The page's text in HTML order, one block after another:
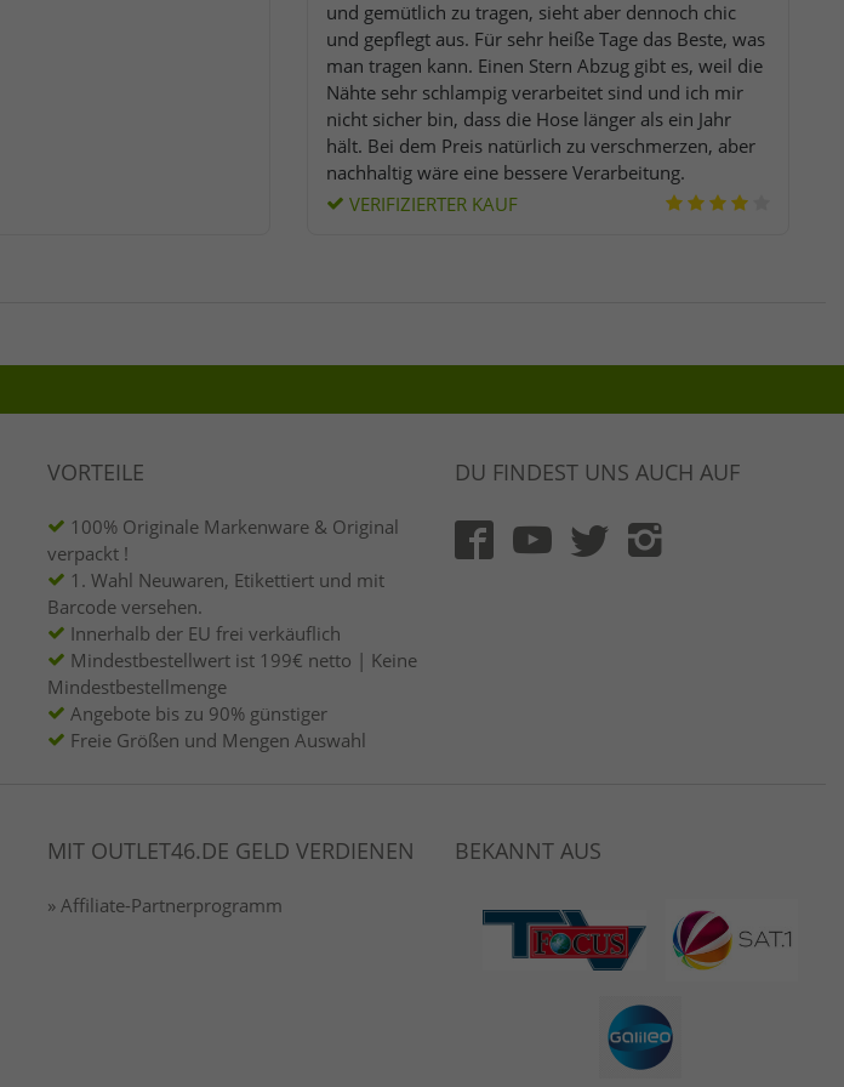
und gemütlich zu tragen, sieht aber dennoch chic
und gepflegt aus. Für sehr heiße Tage das Beste, was
man tragen kann. Einen Stern Abzug gibt es, weil die
Nähte sehr schlampig verarbeitet sind und ich mir
nicht sicher bin, dass die Hose länger als ein Jahr
hält. Bei dem Preis natürlich zu verschmerzen, aber
nachhaltig wäre eine bessere Verarbeitung.
VERIFIZIERTER KAUF
VORTEILE
100% Originale Markenware & Original
verpackt !
1. Wahl Neuwaren, Etikettiert und mit
Barcode versehen.
Innerhalb der EU frei verkäuflich
Mindestbestellwert ist 199€ netto | Keine
Mindestbestellmenge
Angebote bis zu 90% günstiger
Freie Größen und Mengen Auswahl
DU FINDEST UNS AUCH AUF
MIT OUTLET46.DE GELD VERDIENEN
» Affiliate-Partnerprogramm
BEKANNT AUS